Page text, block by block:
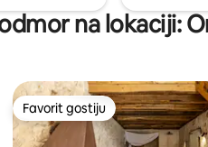
na lokaciji:
Favorit gostiju
Favorit gostiju